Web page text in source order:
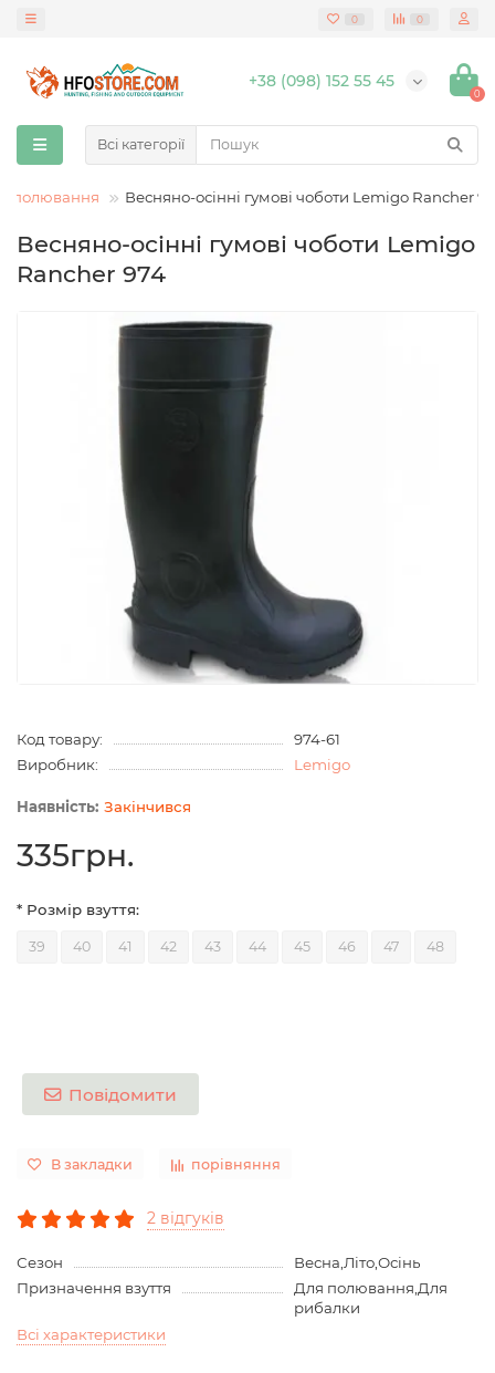
0 0
+38 (098) 152 55 45
0
Всі категорії
полювання Весняно-осінні гумові чоботи Lemigo Rancher
Весняно-осінні гумові чоботи Lemigo
Rancher 974
Код товару:
974-61
Виробник:
Lemigo
Закінчився
335грн.
* Розмір взуття:
39 40 41 42 43 44 45 46 47 48
Повідомити
В закладки порівняння
2 відгуків
Сезон
Весна,Літо,Осінь
Призначення взуття
Для полювання,Для
рибалки
Всі характеристики